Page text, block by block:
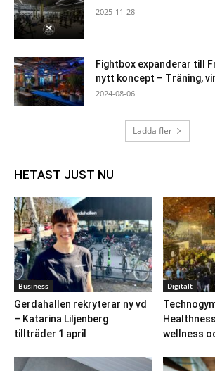
2025-11-28
Fightbox expanderar till
nytt koncept – Träning,
2024-08-06
Ladda fler
HETAST JUST NU
Business
Gerdahallen rekryterar ny vd
– Katarina Liljenberg
tillträder 1 april
Digitalt
wellness